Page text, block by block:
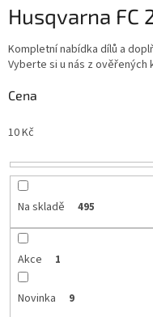
Husqvarna FC
Kompletní nabídka dílů a
Vyberte si u nás z ověřených
Cena
10Kč
Na skladě 495
Akce 1
Novinka 9